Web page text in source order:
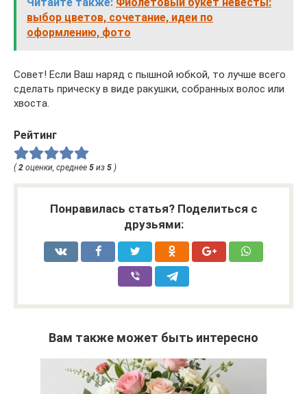
выбор цветов, сочетание, идеи по
оформлению, фото
Совет! Если Ваш наряд с пышной юбкой, то лучше всего
сделать прическу в виде ракушки, собранных волос или
хвоста.
Рейтинг
(2 оценки, среднее 5 из 5 )
Понравилась статья? Поделиться с
друзьями:
Вам также может быть интересно